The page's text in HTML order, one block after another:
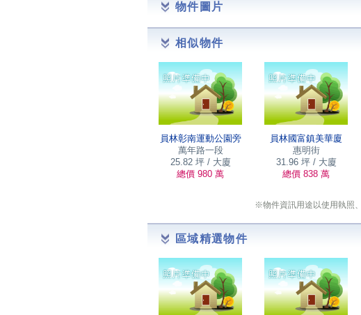
物件圖片
相似物件
員林彰南運動公園旁
萬年路一段
25.82 坪 / 大廈
總價 980 萬
員林國富鎮美華廈
惠明街
31.96 坪 / 大廈
總價 838 萬
※物件資訊用途以使用執照
區域精選物件